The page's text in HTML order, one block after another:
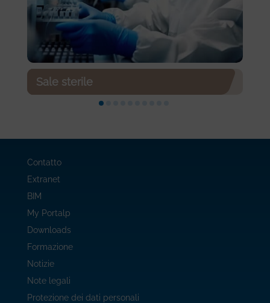
Sale sterile
Contatto
Extranet
BIM
My Portalp
Downloads
Formazione
Notizie
Note legali
Protezione dei dati personali